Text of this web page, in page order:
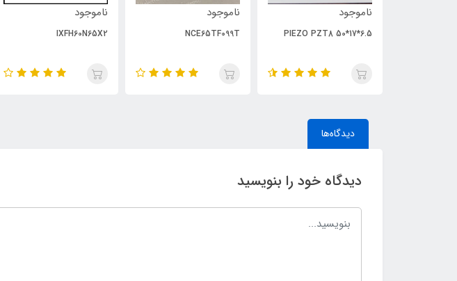
ناموجود
PIEZO PZT8 50*17*6.5
ناموجود
NCE65TF099T
ناموجود
IXFH60N65X2
دیدگاه‌ها
دیدگاه خود را بنویسید